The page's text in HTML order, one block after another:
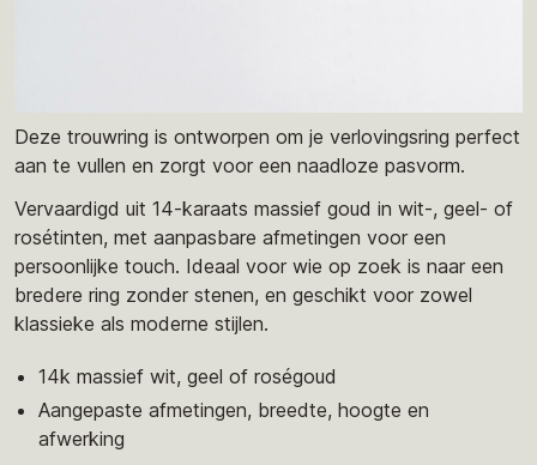
Deze trouwring is ontworpen om je verlovingsring perfect
aan te vullen en zorgt voor een naadloze pasvorm.
Vervaardigd uit 14-karaats massief goud in wit-, geel- of
rosétinten, met aanpasbare afmetingen voor een
persoonlijke touch. Ideaal voor wie op zoek is naar een
bredere ring zonder stenen, en geschikt voor zowel
klassieke als moderne stijlen.
14k massief wit, geel of roségoud
Aangepaste afmetingen, breedte, hoogte en
afwerking